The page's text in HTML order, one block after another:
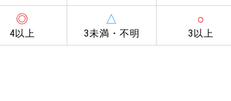
◎
4以上
△
3未満・不明
○
3以上